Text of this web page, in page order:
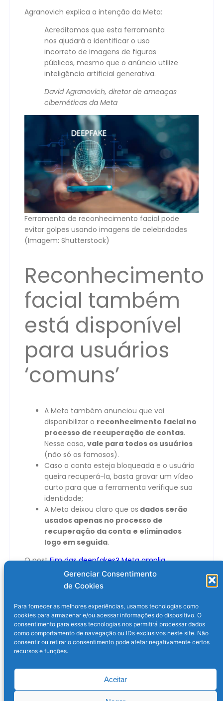
Gerenciar Consentimento
de Cookies
Para fornecer as melhores experiências, usamos tecnologias como
cookies para armazenar e/ou acessar informações do dispositivo. O
consentimento para essas tecnologias nos permitirá processar dados
como comportamento de navegação ou IDs exclusivos neste site. Não
consentir ou retirar o consentimento pode afetar negativamente certos
recursos e funções.
Aceitar
Agranovich explica a intenção da Meta:
Acreditamos que esta ferramenta
nos ajudará a identificar o uso
incorreto de imagens de figuras
públicas, mesmo que o anúncio utilize
inteligência artificial generativa.
David Agranovich, diretor de ameaças
cibernéticas da Meta
Ferramenta de reconhecimento facial pode
evitar golpes usando imagens de celebridades
(Imagem: Shutterstock)
Reconhecimento
facial também
está disponível
para usuários
‘comuns’
A Meta também anunciou que vai
disponibilizar o reconhecimento facial no
processo de recuperação de contas.
Nesse caso, vale para todos os usuários
(não só os famosos).
Caso a conta esteja bloqueada e o usuário
queira recuperá-la, basta gravar um vídeo
curto para que a ferramenta verifique sua
identidade;
A Meta deixou claro que os dados serão
usados apenas no processo de
recuperação da conta e eliminados
logo em seguida.
O postFim das deepfakes? Meta amplia
reconhecimento facial de celebridades para
evitar golpes apareceu primeiro em